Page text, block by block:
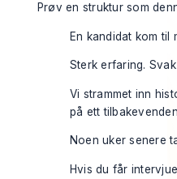
Prøv en struktur som
En kandidat kom
Sterk erfaring.
Vi strammet inn
på ett
Noen uker senere
Hvis du får